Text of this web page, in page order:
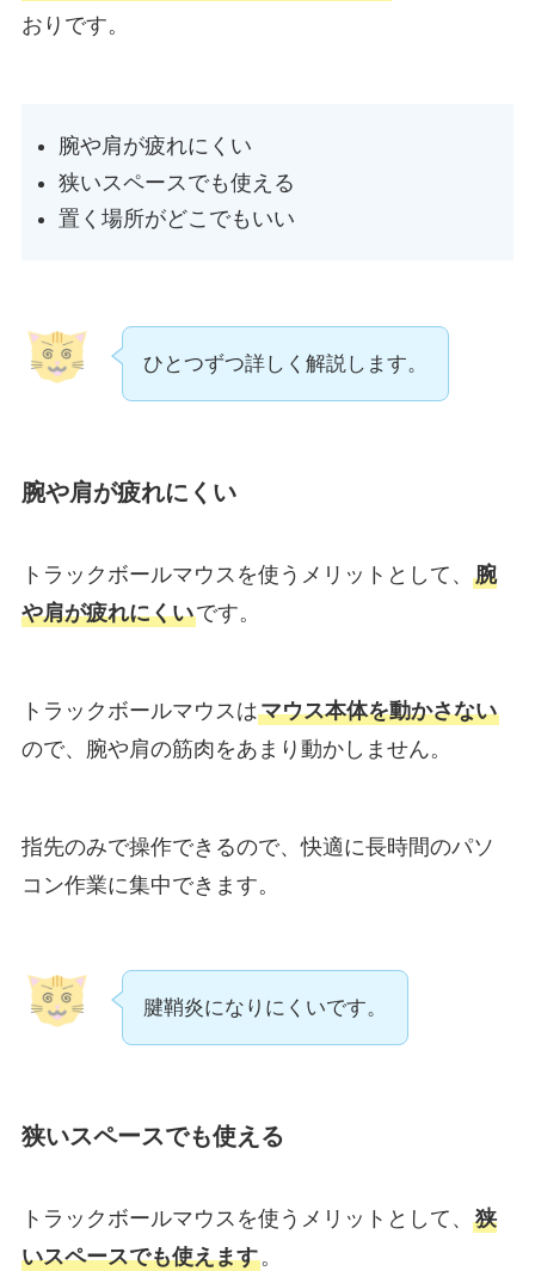
おりです。
腕や肩が疲れにくい
狭いスペースでも使える
置く場所がどこでもいい
ひとつずつ詳しく解説します。
腕や肩が疲れにくい
トラックボールマウスを使うメリットとして、 腕
や肩が疲れにくいです。
トラックボールマウスはマウス本体を動かさない
ので、腕や肩の筋肉をあまり動かしません。
指先のみで操作できるので、快適に長時間のパソ
コン作業に集中できます。
腱鞘炎になりにくいです。
狭いスペースでも使える
トラックボールマウスを使うメリットとして、 狭
いスペースでも使えます。